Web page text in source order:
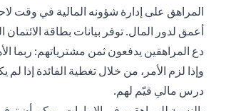
المراهق على إدارة شؤونه المالية في وقت
أعمق لدور المال. توفر بيانات بطاقة
دع المراهقين يدفعون ثمن مشترياتهم: ربما
وإذا لزم الأمر، من خلال تغطية الفائدة إذا
درس مالي قيّم لهم.